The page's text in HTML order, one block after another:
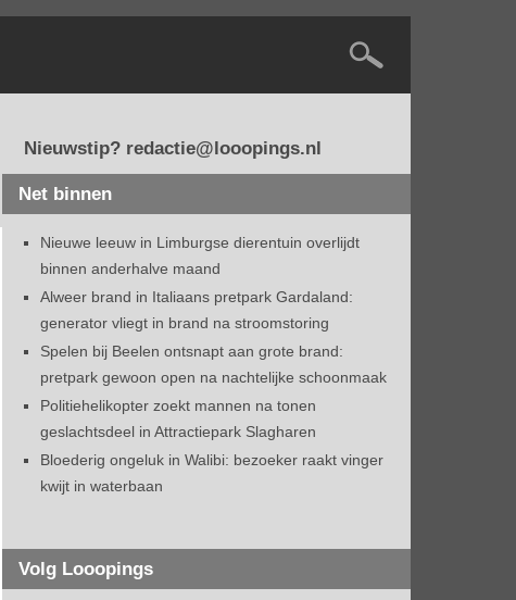
Nieuwstip? redactie@looopings.nl
Net binnen
Nieuwe leeuw in Limburgse dierentuin overlijdt
binnen anderhalve maand
Alweer brand in Italiaans pretpark Gardaland:
generator vliegt in brand na stroomstoring
Spelen bij Beelen ontsnapt aan grote brand:
pretpark gewoon open na nachtelijke schoonmaak
Politiehelikopter zoekt mannen na tonen
geslachtsdeel in Attractiepark Slagharen
Bloederig ongeluk in Walibi: bezoeker raakt vinger
kwijt in waterbaan
Volg Looopings